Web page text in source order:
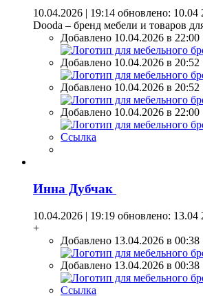
10.04.2026 | 19:14 обновлено: 10.04
Dooda – бренд мебели и товаров
Добавлено 10.04.2026 в 22:00
Добавлено 10.04.2026 в 20:52
Добавлено 10.04.2026 в 20:52
Добавлено 10.04.2026 в 22:00
Ссылка
Инна Дубчак
10.04.2026 | 19:19 обновлено: 13.04
+
Добавлено 13.04.2026 в 00:38
Добавлено 13.04.2026 в 00:38
Ссылка